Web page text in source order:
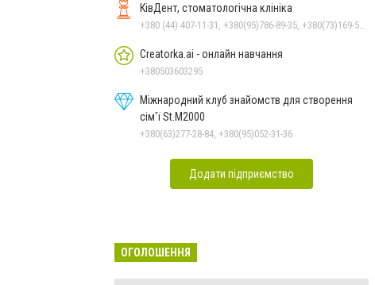
КівДент, стоматологічна клініка
Creatorka.ai - онлайн навчання
+380503603295
Міжнародний клуб знайомств для створення
сім'ї St.М2000
+380(63)277-28-84, +380(95)052-31-36
Додати підприємство
ОГОЛОШЕННЯ